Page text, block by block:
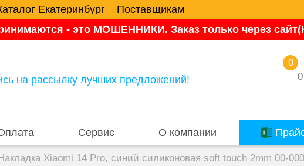
Екатеринбург
Поставщикам
- это МОШЕННИКИ. Заказ только через
на рассылку лучших предложений! 0
0
Сервис О компании
Xiaomi 14 Pro, синий силиконовая soft touch 2mm 00-